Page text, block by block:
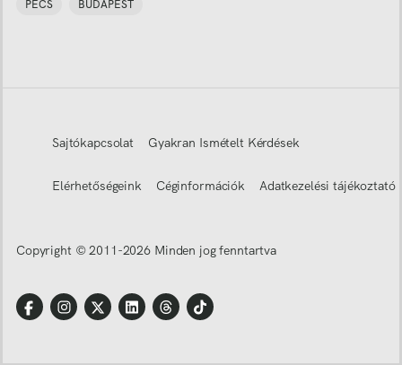
PÉCS BUDAPEST
Sajtókapcsolat Gyakran Ismételt Kérdések
Elérhetőségeink Céginformációk Adatkezelési tájékoztató
Copyright © 2011-2026 Minden jog fenntartva